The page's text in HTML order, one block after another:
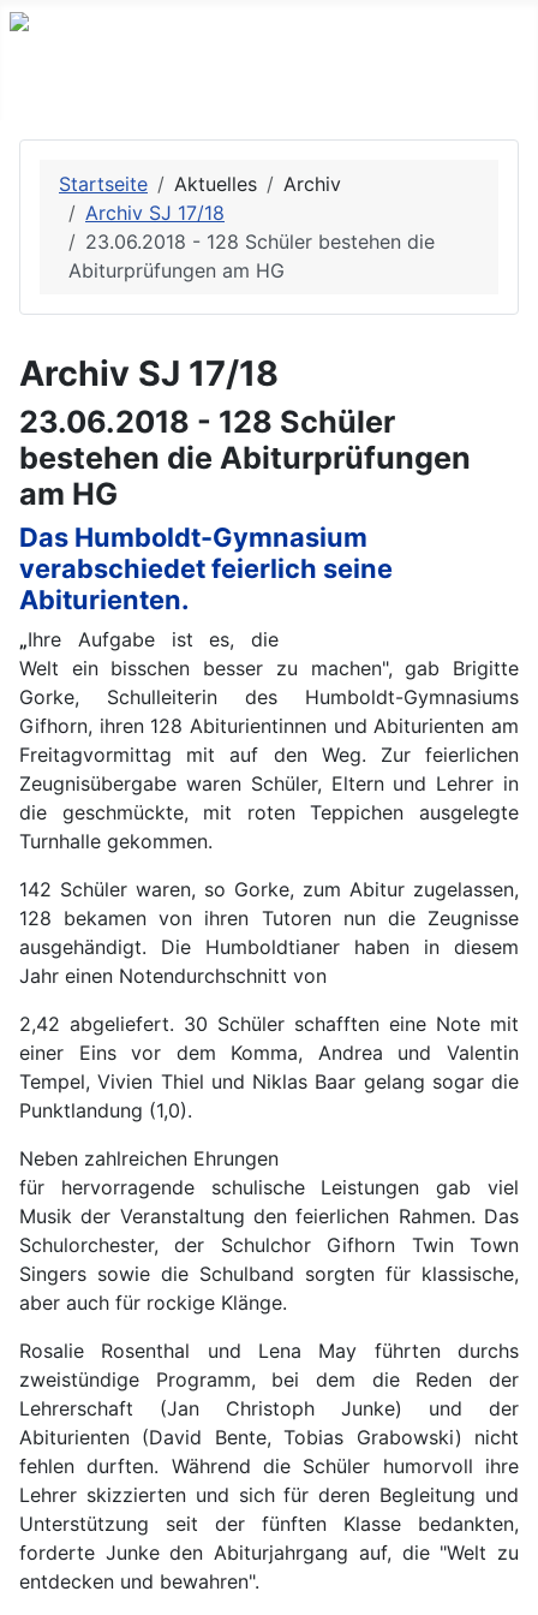
Startseite Aktuelles
Archiv
Archiv SJ 17/18
23.06.2018 - 128 Schüler bestehen die
Abiturprüfungen am HG
Archiv SJ 17/18
23.06.2018 - 128 Schüler
bestehen die Abiturprüfungen
am HG
Das Humboldt-Gymnasium
verabschiedet feierlich seine
Abiturienten.
„Ihre Aufgabe ist es, die
Welt ein bisschen besser zu machen", gab Brigitte
Gorke, Schulleiterin des Humboldt-Gymnasiums
Gifhorn, ihren 128 Abiturientinnen und Abiturienten am
Freitagvormittag mit auf den Weg. Zur feierlichen
Zeugnisübergabe waren Schüler, Eltern und Lehrer in
die geschmückte, mit roten Teppichen ausgelegte
Turnhalle gekommen.
142 Schüler waren, so Gorke, zum Abitur zugelassen,
128 bekamen von ihren Tutoren nun die Zeugnisse
ausgehändigt. Die Humboldtianer haben in diesem
Jahr einen Notendurchschnitt von
2,42 abgeliefert. 30 Schüler schafften eine Note mit
einer Eins vor dem Komma, Andrea und Valentin
Tempel, Vivien Thiel und Niklas Baar gelang sogar die
Punktlandung (1,0).
Neben zahlreichen Ehrungen
für hervorragende schulische Leistungen gab viel
Musik der Veranstaltung den feierlichen Rahmen. Das
Schulorchester, der Schulchor Gifhorn Twin Town
Singers sowie die Schulband sorgten für klassische,
aber auch für rockige Klänge.
Rosalie Rosenthal und Lena May führten durchs
zweistündige Programm, bei dem die Reden der
Lehrerschaft (Jan Christoph Junke) und der
Abiturienten (David Bente, Tobias Grabowski) nicht
fehlen durften. Während die Schüler humorvoll ihre
Lehrer skizzierten und sich für deren Begleitung und
Unterstützung seit der fünften Klasse bedankten,
forderte Junke den Abiturjahrgang auf, die "Welt zu
entdecken und bewahren".